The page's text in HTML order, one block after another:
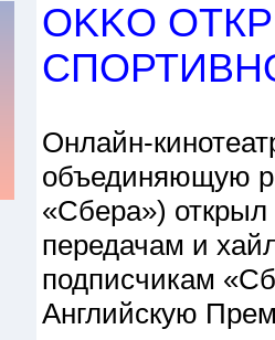
OKKO
Онлайн-
объединяющую
«Сбера»)
передачам и
подписчикам
Английскую